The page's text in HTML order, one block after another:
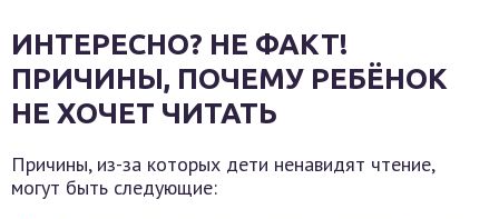
ИНТЕРЕСНО? НЕ ФАКТ!
ПРИЧИНЫ, ПОЧЕМУ РЕБЁНОК
НЕ ХОЧЕТ ЧИТАТЬ
Причины, из-за которых дети ненавидят чтение,
могут быть следующие: